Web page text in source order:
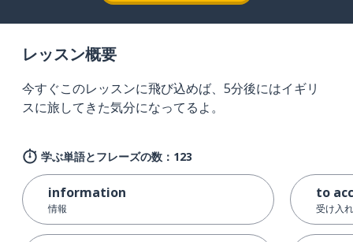
レッスン概要
今すぐこのレッスンに飛び込めば、5分後にはイギリ
スに旅してきた気分になってるよ。
学ぶ単語とフレーズの数：123
information
情報
to
受け入